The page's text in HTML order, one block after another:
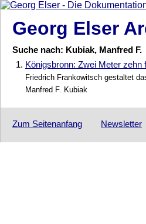
Georg Elser
Suche nach: Kubiak, Manfred F.
1. Königsbronn: Zwei Meter zehn
Friedrich Frankowitsch gestaltet
Manfred F. Kubiak
Zum Seitenanfang Newsletter